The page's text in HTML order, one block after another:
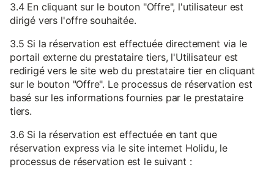
3.4 En cliquant sur le bouton "Offre", l'utilisateur est
dirigé vers l'offre souhaitée.
3.5 Si la réservation est effectuée directement via le
portail externe du prestataire tiers, l'Utilisateur est
redirigé vers le site web du prestataire tier en cliquant
sur le bouton "Offre". Le processus de réservation est
basé sur les informations fournies par le prestataire
tiers.
3.6 Si la réservation est effectuée en tant que
réservation express via le site internet Holidu, le
processus de réservation est le suivant :